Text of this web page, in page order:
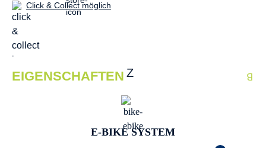
Click & Collect möglich
EIGENSCHAFTEN
E-BIKE SYSTEM